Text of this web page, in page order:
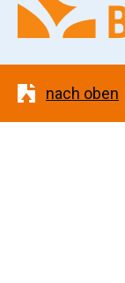
nach oben